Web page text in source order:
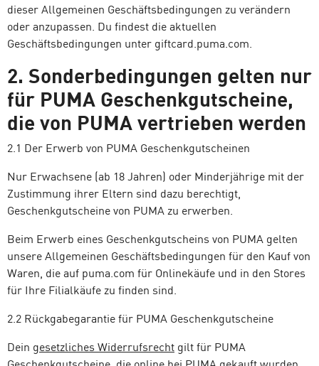
dieser Allgemeinen Geschäftsbedingungen zu verändern
oder anzupassen. Du findest die aktuellen
Geschäftsbedingungen unter giftcard.puma.com.
2. Sonderbedingungen gelten nur
für PUMA Geschenkgutscheine,
die von PUMA vertrieben werden
2.1 Der Erwerb von PUMA Geschenkgutscheinen
Nur Erwachsene (ab 18 Jahren) oder Minderjährige mit der
Zustimmung ihrer Eltern sind dazu berechtigt,
Geschenkgutscheine von PUMA zu erwerben.
Beim Erwerb eines Geschenkgutscheins von PUMA gelten
unsere Allgemeinen Geschäftsbedingungen für den Kauf von
Waren, die auf puma.com für Onlinekäufe und in den Stores
für Ihre Filialkäufe zu finden sind.
2.2 Rückgabegarantie für PUMA Geschenkgutscheine
Dein gesetzliches Widerrufsrecht gilt für PUMA